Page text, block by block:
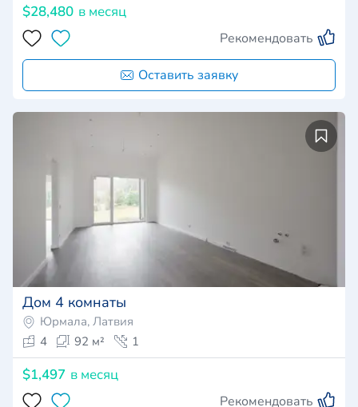
$28,480 в месяц
Рекомендовать
Оставить заявку
Дом 4 комнаты
Юрмала, Латвия
4
92 м² 1
$1,497 в месяц
Рекомендовать